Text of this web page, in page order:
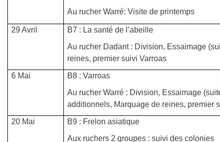
Au rucher Warré: Visite de printemps
29 Avril
B7 : La santé de l’abeille
Au rucher Dadant : Division, Essaimage
reines, premier suivi Varroas
6 Mai
B8 : Varroas
Au rucher Warré : Division, Essaimage
additionnels, Marquage de reines, premier
20 Mai
B9 : Frelon asiatique
Aux ruchers 2 groupes : suivi des colonies